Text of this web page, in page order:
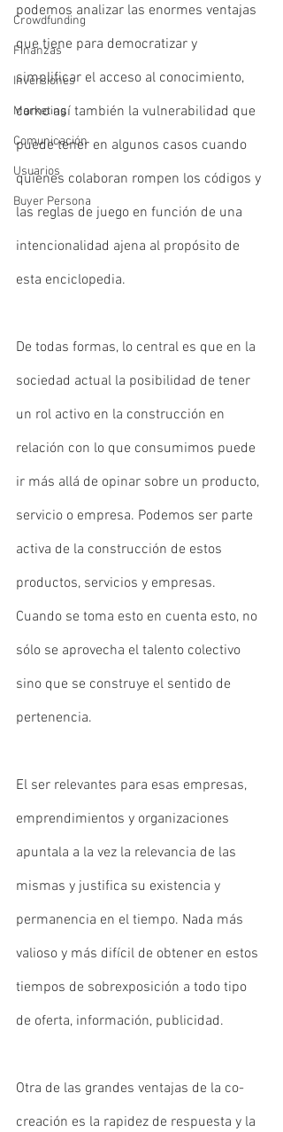
Crowdfunding
Finanzas
Inversiones
Marketing
Comunicación
Usuarios
Buyer Persona
podemos analizar las enormes ventajas
que tiene para democratizar y
simplificar el acceso al conocimiento,
como así también la vulnerabilidad que
puede tener en algunos casos cuando
quienes colaboran rompen los códigos y
las reglas de juego en función de una
intencionalidad ajena al propósito de
esta enciclopedia.
De todas formas, lo central es que en la
sociedad actual la posibilidad de tener
un rol activo en la construcción en
relación con lo que consumimos puede
ir más allá de opinar sobre un producto,
servicio o empresa. Podemos ser parte
activa de la construcción de estos
productos, servicios y empresas.
Cuando se toma esto en cuenta esto, no
sólo se aprovecha el talento colectivo
sino que se construye el sentido de
pertenencia.
El ser relevantes para esas empresas,
emprendimientos y organizaciones
apuntala a la vez la relevancia de las
mismas y justifica su existencia y
permanencia en el tiempo. Nada más
valioso y más difícil de obtener en estos
tiempos de sobrexposición a todo tipo
de oferta, información, publicidad.
Otra de las grandes ventajas de la co-
creación es la rapidez de respuesta y la